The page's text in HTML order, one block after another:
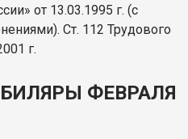
от 13.03.1995 г. (с
Ст. 112 Трудового
г.
ФЕВРАЛЯ